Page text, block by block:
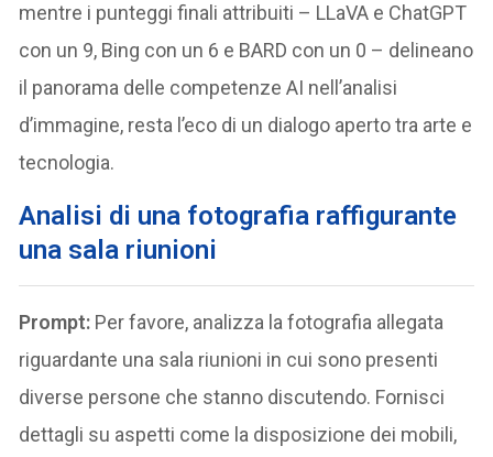
mentre i punteggi finali attribuiti – LLaVA e ChatGPT
con un 9, Bing con un 6 e BARD con un 0 – delineano
il panorama delle competenze AI nell’analisi
d’immagine, resta l’eco di un dialogo aperto tra arte e
tecnologia.
Analisi di una fotografia raffigurante
una sala riunioni
Prompt: Per favore, analizza la fotografia allegata
riguardante una sala riunioni in cui sono presenti
diverse persone che stanno discutendo. Fornisci
dettagli su aspetti come la disposizione dei mobili,